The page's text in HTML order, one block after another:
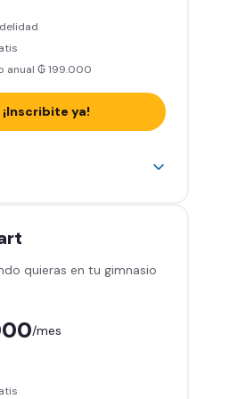
anual ₲ 199.000
¡Inscribite ya!
libre, peso
país y Latinoamérica
app – Tu entrenamiento
de tu mano
sillones de masaje
quieras en tu gimnasio
/mes